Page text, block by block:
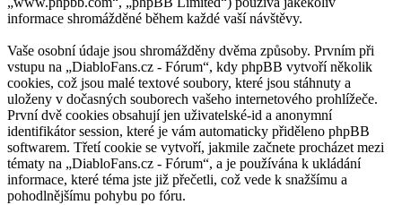
informace shromážděné během každé vaší návštěvy.
Vaše osobní údaje jsou shromážděny dvěma způsoby. Prvním při
vstupu na „DiabloFans.cz - Fórum“, kdy phpBB vytvoří několik
cookies, což jsou malé textové soubory, které jsou stáhnuty a
uloženy v dočasných souborech vašeho internetového prohlížeče.
První dvě cookies obsahují jen uživatelské-id a anonymní
identifikátor session, které je vám automaticky přiděleno phpBB
softwarem. Třetí cookie se vytvoří, jakmile začnete procházet mezi
tématy na „DiabloFans.cz - Fórum“, a je používána k ukládání
informace, které téma jste již přečetli, což vede k snažšímu a
pohodlnějšímu pohybu po fóru.